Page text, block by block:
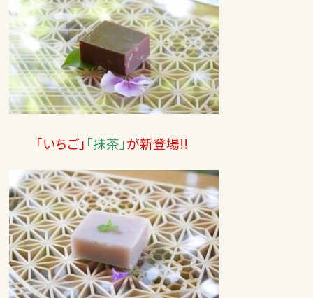
「いちご」 「抹茶」が新登場!!